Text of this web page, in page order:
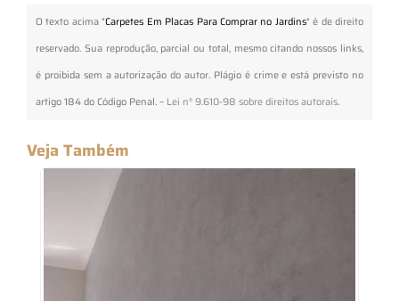
O texto acima "Carpetes Em Placas Para Comprar no Jardins" é de direito
reservado. Sua reprodução, parcial ou total, mesmo citando nossos links,
é proibida sem a autorização do autor. Plágio é crime e está previsto no
artigo 184 do Código Penal. – Lei n° 9.610-98 sobre direitos autorais.
Veja Também